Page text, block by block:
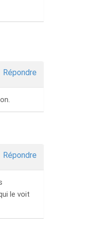
Répondre
Répondre
le voit